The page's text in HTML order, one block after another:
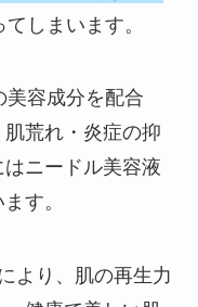
てしまいます。
美容成分を配合
荒れ・炎症の抑
ニードル美容液
す。
より、肌の再生力